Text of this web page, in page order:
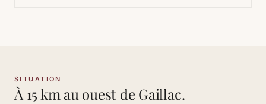
SITUATION
À 15 km au ouest de Gaillac.